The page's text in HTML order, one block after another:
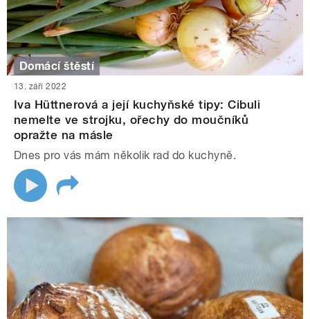
Domácí štěstí
13. září 2022
Iva Hüttnerová a její kuchyňské tipy: Cibuli
nemelte ve strojku, ořechy do moučníků
opražte na másle
Dnes pro vás mám několik rad do kuchyně.